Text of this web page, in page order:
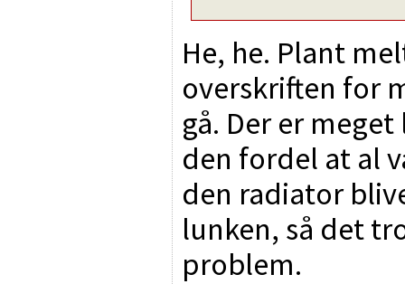
He, he. Plant
overskriften for
gå. Der er
den fordel at al
den radiator
lunken, så det
problem.